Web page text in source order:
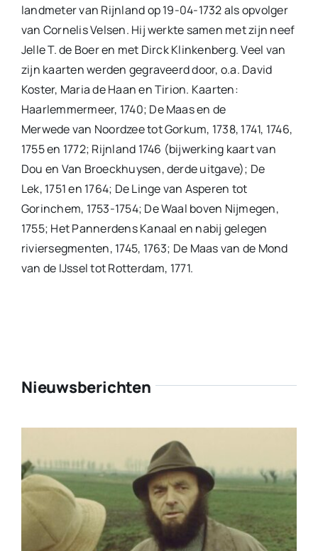
landmeter van Rijnland op 19-04-1732 als opvolger
van Cornelis Velsen. Hij werkte samen met zijn neef
Jelle T. de Boer en met Dirck Klinkenberg. Veel van
zijn kaarten werden gegraveerd door, o.a. David
Koster, Maria de Haan en Tirion. Kaarten:
Haarlemmermeer, 1740; De Maas en de
Merwede van Noordzee tot Gorkum, 1738, 1741, 1746,
1755 en 1772; Rijnland 1746 (bijwerking kaart van
Dou en Van Broeckhuysen, derde uitgave); De
Lek, 1751 en 1764; De Linge van Asperen tot
Gorinchem, 1753-1754; De Waal boven Nijmegen,
1755; Het Pannerdens Kanaal en nabij gelegen
riviersegmenten, 1745, 1763; De Maas van de Mond
van de IJssel tot Rotterdam, 1771.
Nieuwsberichten